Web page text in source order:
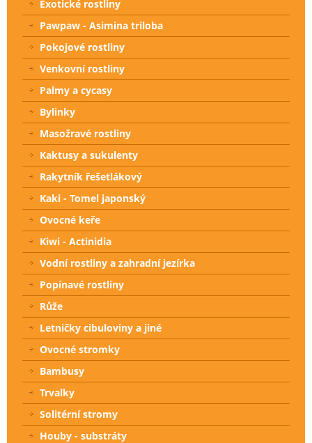
Exotické rostliny
Pawpaw - Asimina triloba
Pokojové rostliny
Venkovní rostliny
Palmy a cycasy
Bylinky
Masožravé rostliny
Kaktusy a sukulenty
Rakytník řešetlákový
Kaki - Tomel japonský
Ovocné keře
Kiwi - Actinidia
Vodní rostliny a zahradní jezírka
Popínavé rostliny
Růže
Letničky cibuloviny a jiné
Ovocné stromky
Bambusy
Trvalky
Solitérní stromy
Houby - substráty